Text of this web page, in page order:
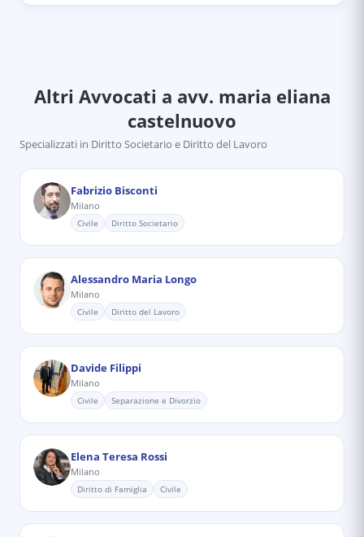
Altri Avvocati a avv. maria eliana
castelnuovo
Specializzati in Diritto Societario e Diritto del Lavoro
Fabrizio Bisconti
Milano
Civile Diritto Societario
Alessandro Maria Longo
Milano
Civile Diritto del Lavoro
Davide Filippi
Milano
Civile Separazione e Divorzio
Elena Teresa Rossi
Milano
Diritto di Famiglia Civile